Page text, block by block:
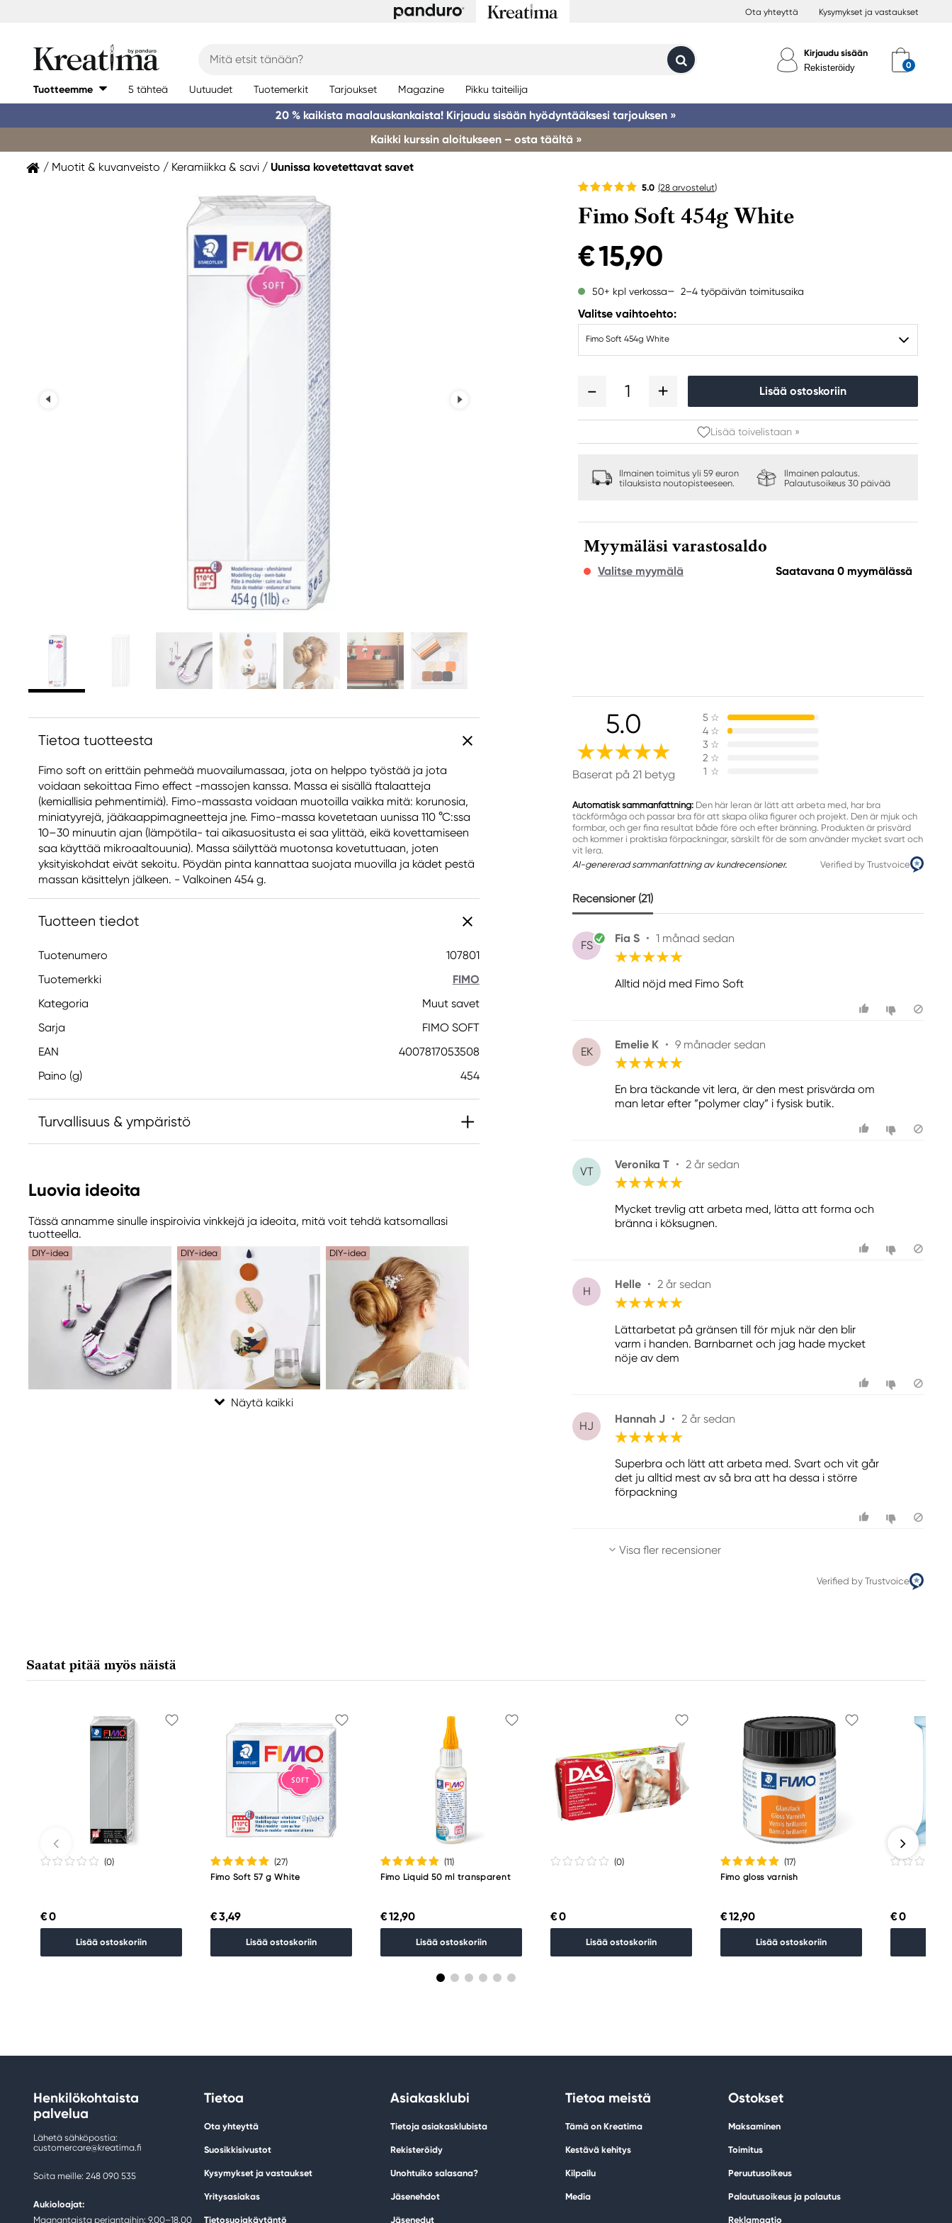
Ota yhteyttä Kysymykset ja vastaukset
Kirjaudu sisään
Rekisteröidy
Tuotteemme 5 tähteä Uutuudet Tuotemerkit Tarjoukset Magazine Pikku taiteilija
20 % kaikista maalauskankaista! Kirjaudu sisään hyödyntääksesi tarjouksen »
Kaikki kurssin aloitukseen – osta täältä »
Muotit & kuvanveisto Keramiikka & savi Uunissa kovetettavat savet
5.0 (28 arvostelut)
Fimo Soft 454g White
€ 15,90
50+ kpl verkossa 2–4 työpäivän toimitusaika
Valitse vaihtoehto:
Fimo Soft 454g White
1 Lisää ostoskoriin
Lisää toivelistaan »
Ilmainen toimitus yli 59 euron
tilauksista noutopisteeseen.
Ilmainen palautus.
Palautusoikeus 30 päivää
Myymäläsi varastosaldo
Valitse myymälä Saatavana 0 myymälässä
Tietoa tuotteesta
Fimo soft on erittäin pehmeää muovailumassaa, jota on helppo työstää ja jota
voidaan sekoittaa Fimo effect -massojen kanssa. Massa ei sisällä ftalaatteja
(kemiallisia pehmentimiä). Fimo-massasta voidaan muotoilla vaikka mitä: korunosia,
miniatyyrejä, jääkaappimagneetteja jne. Fimo-massa kovetetaan uunissa 110 °C:ssa
10–30 minuutin ajan (lämpötila- tai aikasuositusta ei saa ylittää, eikä kovettamiseen
saa käyttää mikroaaltouunia). Massa säilyttää muotonsa kovetuttuaan, joten
yksityiskohdat eivät sekoitu. Pöydän pinta kannattaa suojata muovilla ja kädet pestä
massan käsittelyn jälkeen. - Valkoinen 454 g.
Tuotteen tiedot
Tuotenumero
107801
Tuotemerkki
FIMO
Kategoria
Muut savet
Sarja
FIMO SOFT
EAN
4007817053508
Paino (g)
454
Turvallisuus & ympäristö
FIMO
MOOSAECKERstr. 3
90427 Nuernberg, Germany
Info_EN.CA@staedtler.com
+49(0)9911
5.0
Baserat på 21 betyg
5 ☆
4 ☆
3 ☆
2 ☆
1 ☆
Automatisk sammanfattning: Den här leran är lätt att arbeta med, har bra
täckförmåga och passar bra för att skapa olika figurer och projekt. Den är mjuk och
formbar, och ger fina resultat både före och efter bränning. Produkten är prisvärd
och kommer i praktiska förpackningar, särskilt för de som använder mycket svart och
vit lera.
AI-genererad sammanfattning av kundrecensioner.
Verified by Trustvoice
Recensioner (21)
FS
Fia S • 1 månad sedan
Alltid nöjd med Fimo Soft
EK
Emelie K • 9 månader sedan
En bra täckande vit lera, är den mest prisvärda om
man letar efter ”polymer clay” i fysisk butik.
VT
Veronika T • 2 år sedan
Mycket trevlig att arbeta med, lätta att forma och
bränna i köksugnen.
H
Helle • 2 år sedan
Lättarbetat på gränsen till för mjuk när den blir
varm i handen. Barnbarnet och jag hade mycket
nöje av dem
HJ
Hannah J • 2 år sedan
Superbra och lätt att arbeta med. Svart och vit går
det ju alltid mest av så bra att ha dessa i större
förpackning
Visa fler recensioner
Verified by Trustvoice
Luovia ideoita
Tässä annamme sinulle inspiroivia vinkkejä ja ideoita, mitä voit tehdä katsomallasi
tuotteella.
DIY-idea DIY-idea DIY-idea
Saatat pitää myös näistä
(0)
€ 0
Lisää ostoskoriin
(27)
Fimo Soft 57 g White
€ 3,49
Lisää ostoskoriin
(11)
Fimo Liquid 50 ml transparent
€ 12,90
Lisää ostoskoriin
(0)
€ 0
Lisää ostoskoriin
(17)
Fimo gloss varnish
€ 12,90
Lisää ostoskoriin
€ 0
Henkilökohtaista
palvelua
Lähetä sähköpostia:
customercare@kreatima.fi
Soita meille: 248 090 535
Aukioloajat:
Maanantaista perjantaihin: 9.00–18.00
Tietoa
Ota yhteyttä
Suosikkisivustot
Kysymykset ja vastaukset
Yritysasiakas
Tietosuojakäytäntö
Asiakasklubi
Tietoja asiakasklubista
Rekisteröidy
Unohtuiko salasana?
Jäsenehdot
Jäsenedut
Tietoa meistä
Tämä on Kreatima
Kestävä kehitys
Kilpailu
Media
Ostokset
Maksaminen
Toimitus
Peruutusoikeus
Palautusoikeus ja palautus
Reklamaatio